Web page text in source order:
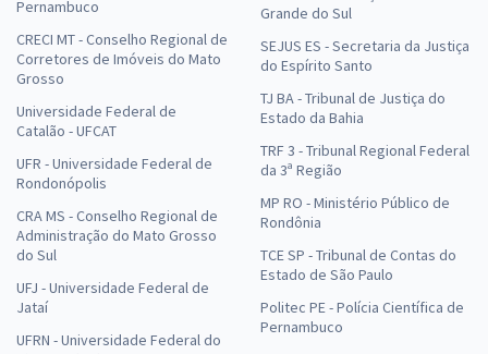
Pernambuco
CRECI MT - Conselho Regional de
Corretores de Imóveis do Mato
Grosso
Universidade Federal de
Catalão - UFCAT
UFR - Universidade Federal de
Rondonópolis
CRA MS - Conselho Regional de
Administração do Mato Grosso
do Sul
UFJ - Universidade Federal de
Jataí
UFRN - Universidade Federal do
Grande do Sul
SEJUS ES - Secretaria da Justiça
do Espírito Santo
TJ BA - Tribunal de Justiça do
Estado da Bahia
TRF 3 - Tribunal Regional Federal
da 3ª Região
MP RO - Ministério Público de
Rondônia
TCE SP - Tribunal de Contas do
Estado de São Paulo
Politec PE - Polícia Científica de
Pernambuco